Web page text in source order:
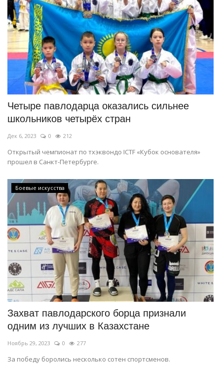
Четыре павлодарца оказались сильнее
школьников четырёх стран
Дек 6, 2023 0 212
Открытый чемпионат по тхэквондо ICTF «Кубок основателя»
прошел в Санкт-Петербурге.
Боевые искусства
Захват павлодарского борца признали
одним из лучших в Казахстане
Ноябрь 29, 2023 0 277
За победу боролись несколько сотен спортсменов.